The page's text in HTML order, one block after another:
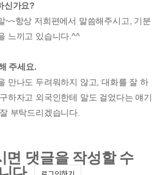
신가요?
~~항상 저희편에서 말씀해주시고, 기분
느끼고 있습니다.^^
주세요.
만나도 두려워하지 않고, 대화를 잘 하
하자고 외국인한테 말도 걸었다는 얘기
부탁드리겠습니다.